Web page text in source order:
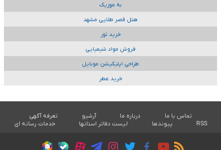
به موزیک
هتل قصر طلایی مشهد
خرید تور
فروش مواد شیمیایی
طراحی اپلیکیشن موبایل
خرید عطر
تماس با ما درباره ما آرشیو
تعرفه آگهی
RSS
پیوندها لیست دفاتر استانها خدمات رسانه ای